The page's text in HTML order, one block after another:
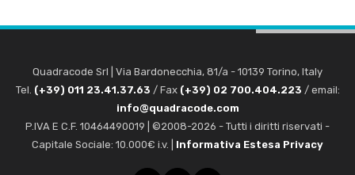
Quadracode Srl Via Bardonecchia, 81/a - 10139 Torino, Italy
Tel. (+39) 011 23.41.37.63 / Fax (+39) 02 700.404.223 / email:
info@quadracode.com
P.IVA E C.F. 10464490019 | ©2008-2026 - Tutti i diritti riservati -
Capitale Sociale: 10.000€ i.v. | Informativa Estesa Privacy